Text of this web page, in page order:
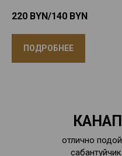
220 BYN/140 BYN
ПОДРОБНЕЕ
отлично